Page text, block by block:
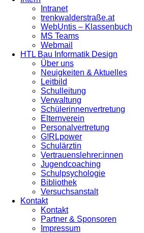
Intranet
trenkwalderstraße.at
WebUntis – Klassenbuch
MS Teams
Webmail
HTL Bau Informatik Design
Über uns
Neuigkeiten & Aktuelles
Leitbild
Schulleitung
Verwaltung
Schülerinnenvertretung
Elternverein
Personalvertretung
G!RLpower
Schulärztin
Vertrauenslehrer:innen
Jugendcoaching
Schulpsychologie
Bibliothek
Versuchsanstalt
Kontakt
Kontakt
Partner & Sponsoren
Impressum